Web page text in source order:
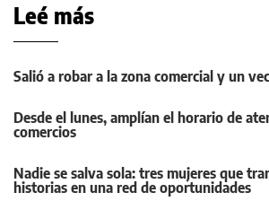
Leé más
Salió a robar a la zona comercial y un
Desde el lunes, amplían el horario de
comercios
Nadie se salva sola: tres mujeres que
historias en una red de oportunidades